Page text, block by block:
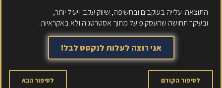
התוצאה: עלייה בעוקבים ובחשיפה, שיווק עקבי ויעיל יותר,
ובעיקר תחושה שהעסק פועל מתוך אסטרטגיה ולא באקראיות.
אני רוצה לעלות לנקסט לבל!
לסיפור הקודם לסיפור הבא